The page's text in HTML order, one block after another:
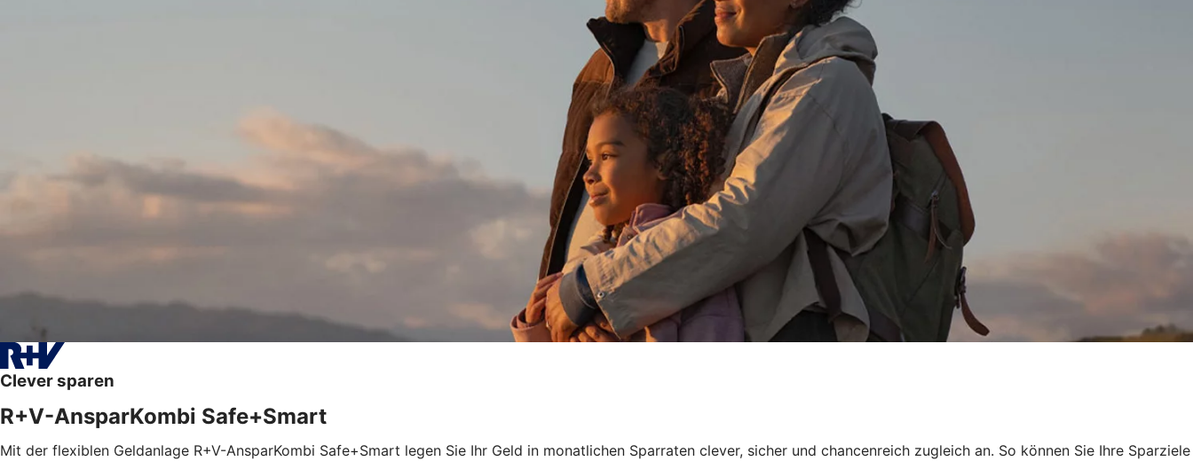
Clever sparen
R+V-AnsparKombi Safe+Smart
Mit der flexiblen Geldanlage R+V-AnsparKombi Safe+Smart legen Sie Ihr Geld in monatlichen Sparraten clever, sicher und chancenreich zugleich an. So können Sie Ihre Sparziele